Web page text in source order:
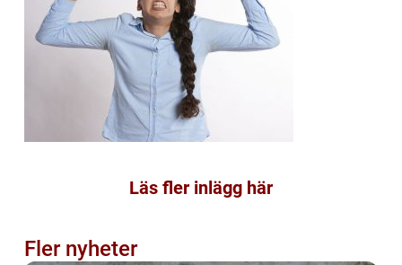
Läs fler inlägg här
Fler nyheter